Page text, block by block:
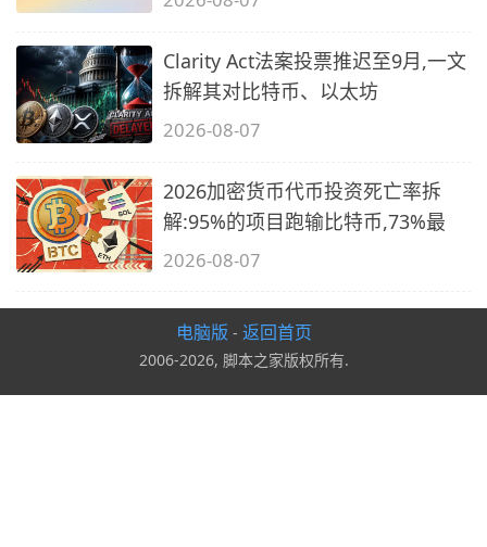
Clarity Act法案投票推迟至9月,一文
拆解其对比特币、以太坊
2026-08-07
2026加密货币代币投资死亡率拆
解:95%的项目跑输比特币,73%最
2026-08-07
电脑版 - 返回首页
2006-2026, 脚本之家版权所有.